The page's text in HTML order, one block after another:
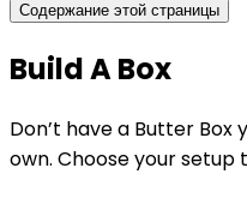
Содержание этой страницы
Build A Box
Don’t have a Butter Box
own. Choose your setup